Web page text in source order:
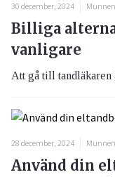
30 december, 2024
Billiga
vanligare
Att gå till tandläkaren
28 december, 2024
Använd din